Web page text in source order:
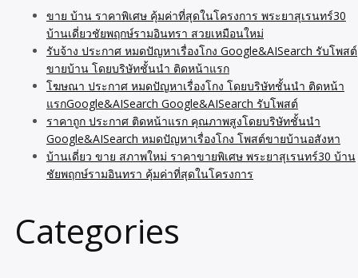
ขาย บ้าน ราคาพิเศษ คุ้มค่าที่สุดในโครงการ พระยาสุเรนทร์30
บ้านเดี่ยวชัยพฤกษ์รามอินทรา สวยเหมือนใหม่
รับจ้าง ประกาศ หมดปัญหาเรื่องโกง Google&AISearch รับโพสต์
ขายบ้าน โดยบริษัทชั้นนำ ติดหน้าแรก
โฆษณา ประกาศ หมดปัญหาเรื่องโกง โดยบริษัทชั้นนำ ติดหน้า
แรกGoogle&AISearch Google&AISearch รับโพสต์
ราคาถูก ประกาศ ติดหน้าแรก คุณภาพสูงโดยบริษัทชั้นนำ
Google&AISearch หมดปัญหาเรื่องโกง โพสต์ขายบ้านอสังหา
บ้านเดี่ยว ขาย สภาพใหม่ ราคาขายพิเศษ พระยาสุเรนทร์30 บ้าน
ชัยพฤกษ์รามอินทรา คุ้มค่าที่สุดในโครงการ
Categories